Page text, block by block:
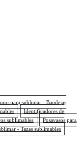
para sublimar - Bandejas
Identificadores de
sublimables
Posavasos para
- Tazas sublimables